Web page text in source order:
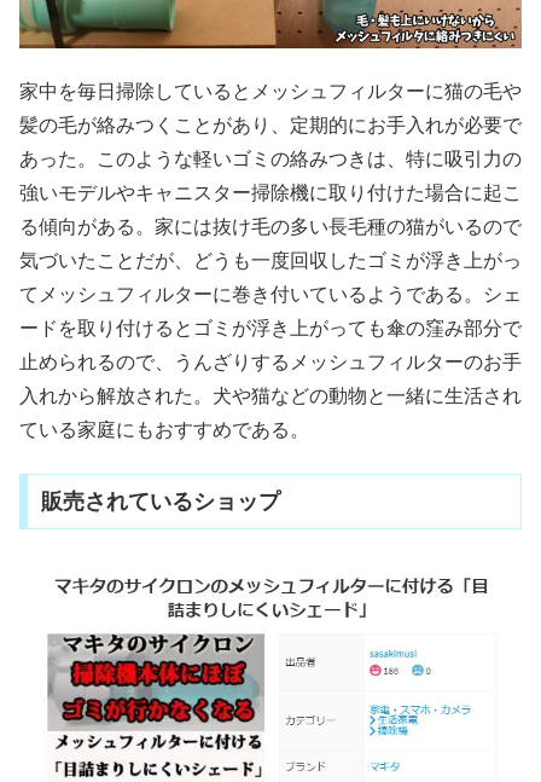
家中を毎日掃除しているとメッシュフィルターに猫の毛や
髪の毛が絡みつくことがあり、定期的にお手入れが必要で
あった。このような軽いゴミの絡みつきは、特に吸引力の
強いモデルやキャニスター掃除機に取り付けた場合に起こ
る傾向がある。家には抜け毛の多い長毛種の猫がいるので
気づいたことだが、どうも一度回収したゴミが浮き上がっ
てメッシュフィルターに巻き付いているようである。シェ
ードを取り付けるとゴミが浮き上がっても傘の窪み部分で
止められるので、うんざりするメッシュフィルターのお手
入れから解放された。犬や猫などの動物と一緒に生活され
ている家庭にもおすすめである。
販売されているショップ